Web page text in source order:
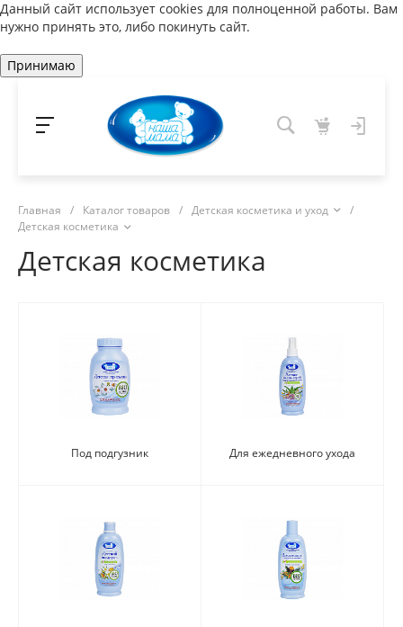
Данный сайт использует cookies для полноценной работы. Вам
нужно принять это, либо покинуть сайт.
Принимаю
Главная / Каталог товаров / Детская косметика и уход
/
Детская косметика
Детская косметика
Под подгузник Для ежедневного ухода